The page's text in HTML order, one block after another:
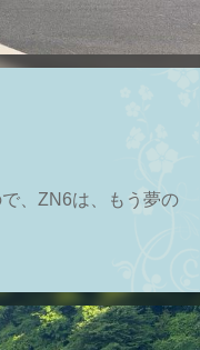
、ZN6は、もう夢の